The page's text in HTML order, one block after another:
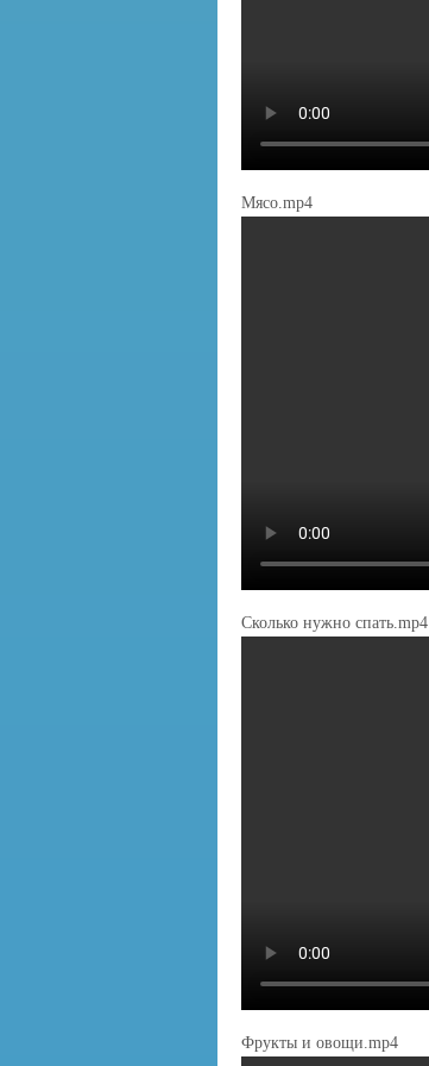
Мясо.mp4
Сколько нужно спать.mp4
Фрукты и овощи.mp4